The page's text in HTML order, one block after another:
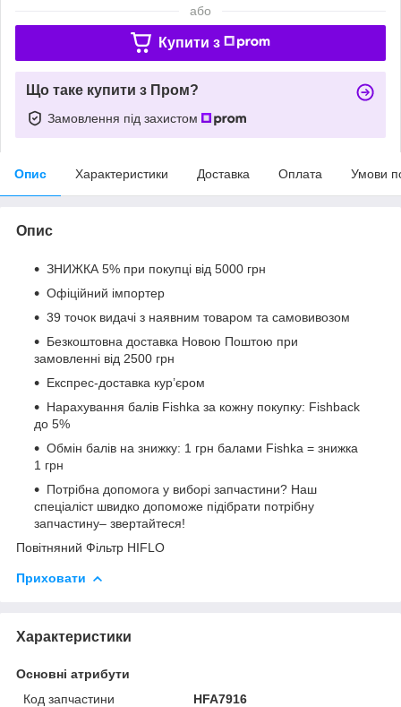
або
Купити з
Що таке купити з Пром?
Замовлення під захистом
Опис Характеристики Доставка Оплата Умови
Опис
ЗНИЖКА 5% при покупці від 5000 грн
Офіційний імпортер
39 точок видачі з наявним товаром та самовивозом
Безкоштовна доставка Новою Поштою при
замовленні від 2500 грн
Експрес-доставка кур’єром
Нарахування балів Fishka за кожну покупку: Fishback
до 5%
Обмін балів на знижку: 1 грн балами Fishka = знижка
1 грн
Потрібна допомога у виборі запчастини? Наш
спеціаліст швидко допоможе підібрати потрібну
запчастину– звертайтеся!
Повітняний Фільтр HIFLO
Приховати
Характеристики
Основні атрибути
Код запчастини
HFA7916